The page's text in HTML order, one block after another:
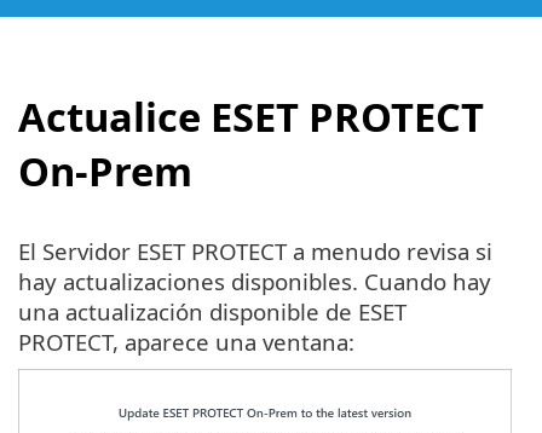
Actualice ESET PROTECT
On-Prem
El Servidor ESET PROTECT a menudo revisa si
hay actualizaciones disponibles. Cuando hay
una actualización disponible de ESET
PROTECT, aparece una ventana: